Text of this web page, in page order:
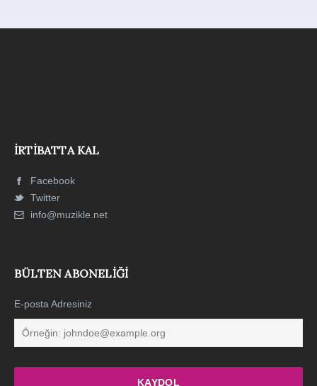
İRTIBATTA KAL
Facebook
Twitter
info@muzikle.net
BÜLTEN ABONELIĞI
E-posta Adresiniz